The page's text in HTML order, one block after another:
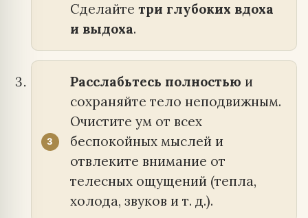
Сделайте три глубоких вдоха
и выдоха.
Расслабьтесь полностью и
сохраняйте тело неподвижным.
Очистите ум от всех
беспокойных мыслей и
отвлеките внимание от
телесных ощущений (тепла,
холода, звуков и т. д.).